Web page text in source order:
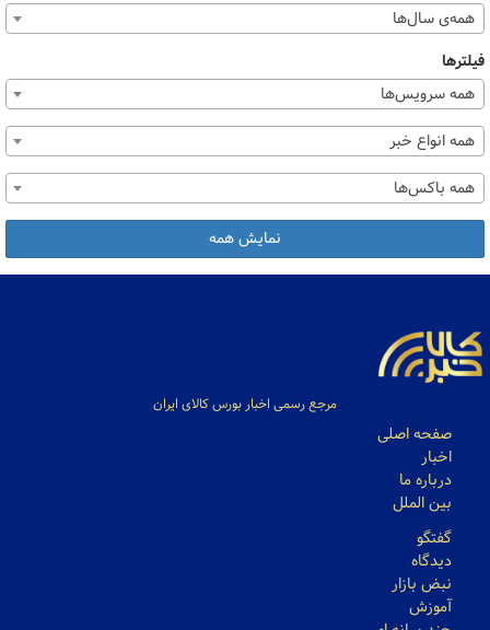
همه‌ی سال‌ها
فیلترها
همه سرویس‌ها
همه انواع خبر
همه باکس‌ها
نمایش همه
مرجع رسمی اخبار بورس کالای ایران
صفحه اصلی
اخبار
درباره ما
بین الملل
گفتگو
دیدگاه
نبض بازار
آموزش